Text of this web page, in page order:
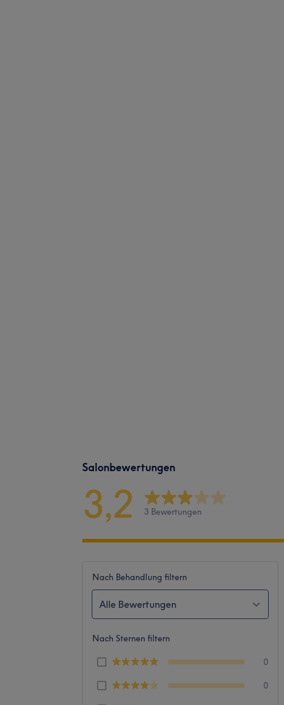
Salonbewertungen
3,2 3 Bewertungen
Nach Behandlung filtern
Alle Bewertungen
Nach Sternen filtern
0
0